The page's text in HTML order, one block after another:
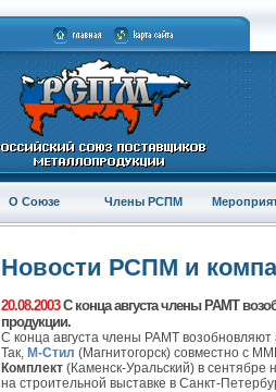
О Союзе Члены РСПМ
Новости РСПМ и
20.08.2003С конца августа члены РАМТ
продукции.
С конца августа члены РАМТ
Так, М-Стил (Магнитогорск) совместно с
Комплект (Каменск-Уральский) в
на строительной выставке в Санкт-